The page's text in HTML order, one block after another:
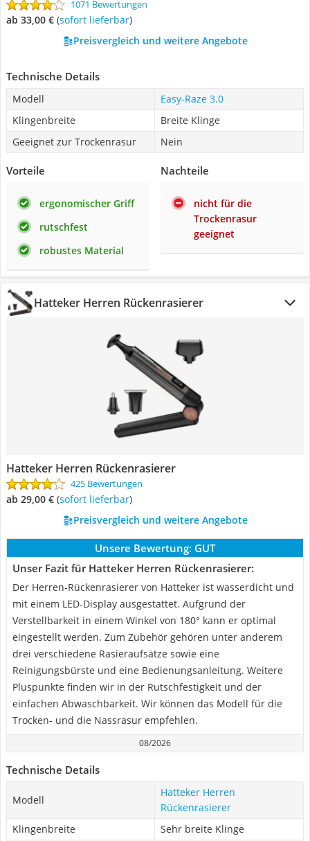
1071 Bewertungen
ab 33,00 € ( Sofort lieferbar)
Preisvergleich und weitere Angebote
Technische Details
Modell
Easy-Raze 3.0
Klingenbreite
Breite Klinge
Geeignet zur Trockenrasur
Nein
Vorteile
ergonomischer Griff
rutschfest
robustes Material
Nachteile
nicht für die
Trockenrasur
geeignet
Hatteker Herren Rückenrasierer
Hatteker Herren Rückenrasierer
425 Bewertungen
ab 29,00 € ( Sofort lieferbar)
Preisvergleich und weitere Angebote
Unsere Bewertung: GUT
Unser Fazit für Hatteker Herren Rückenrasierer:
Der Herren-Rückenrasierer von Hatteker ist wasserdicht und
mit einem LED-Display ausgestattet. Aufgrund der
Verstellbarkeit in einem Winkel von 180° kann er optimal
eingestellt werden. Zum Zubehör gehören unter anderem
drei verschiedene Rasieraufsätze sowie eine
Reinigungsbürste und eine Bedienungsanleitung. Weitere
Pluspunkte finden wir in der Rutschfestigkeit und der
einfachen Abwaschbarkeit. Wir können das Modell für die
Trocken- und die Nassrasur empfehlen.
08/2026
Technische Details
Modell
Hatteker Herren
Rückenrasierer
Klingenbreite
Sehr breite Klinge